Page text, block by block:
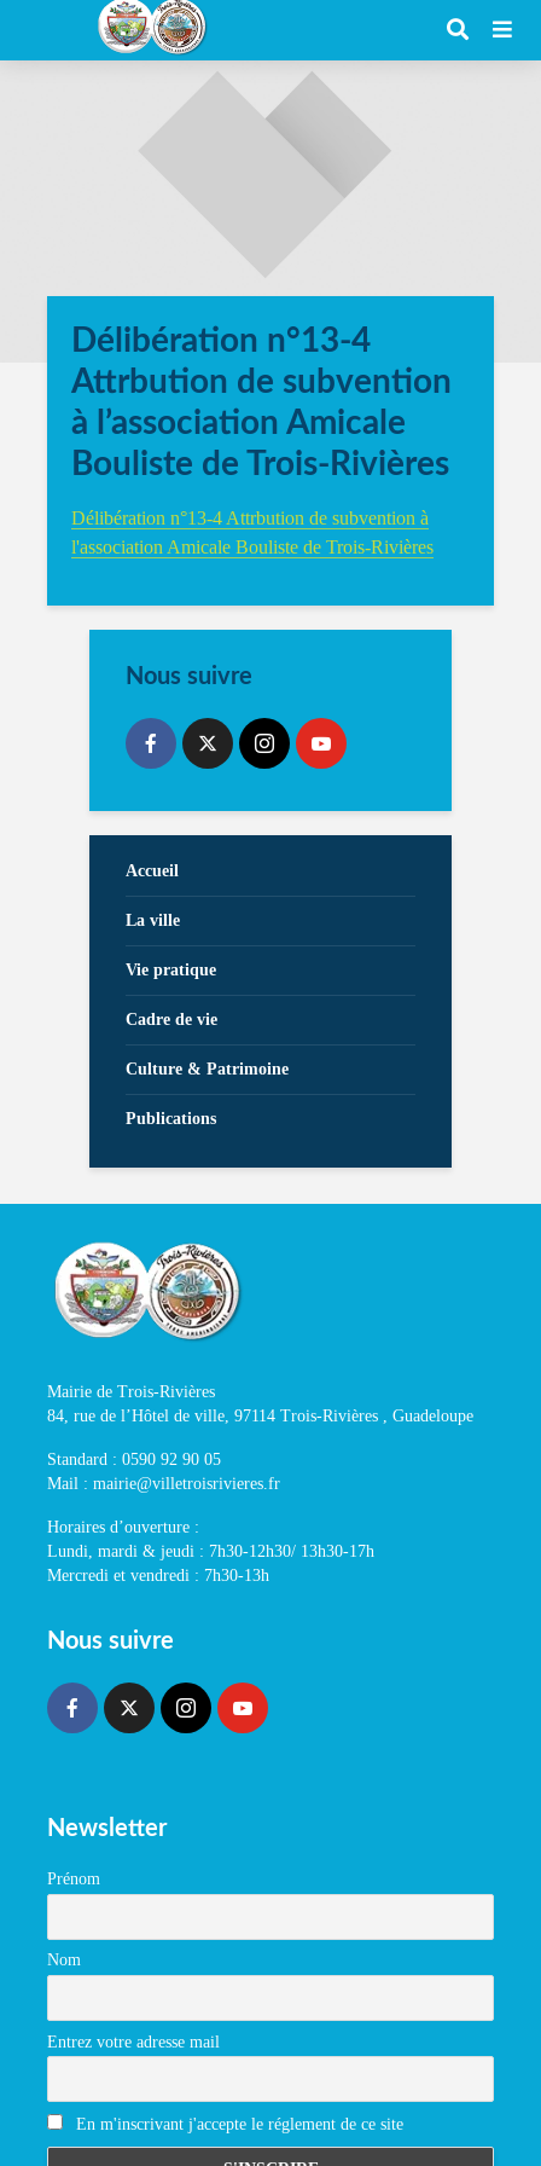
Délibération n°13-4
Attrbution de subvention
à l’association Amicale
Bouliste de Trois-Rivières
Délibération n°13-4 Attrbution de subvention à
l'association Amicale Bouliste de Trois-Rivières
Nous suivre
Accueil
La ville
Vie pratique
Cadre de vie
Culture & Patrimoine
Publications
Mairie de Trois-Rivières
84, rue de l’Hôtel de ville, 97114 Trois-Rivières , Guadeloupe
Standard : 0590 92 90 05
Mail : mairie@villetroisrivieres.fr
Horaires d’ouverture :
Lundi, mardi & jeudi : 7h30-12h30/ 13h30-17h
Mercredi et vendredi : 7h30-13h
Nous suivre
Newsletter
Prénom
Nom
Entrez votre adresse mail
En m'inscrivant j'accepte le réglement de ce site